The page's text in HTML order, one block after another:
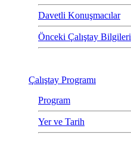
Davetli Konuşmacılar
Önceki Çalıştay Bilgileri
Çalıştay Programı
Program
Yer ve Tarih